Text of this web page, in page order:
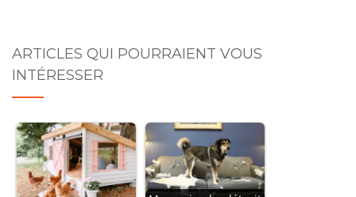
ARTICLES QUI POURRAIENT VOUS
INTÉRESSER